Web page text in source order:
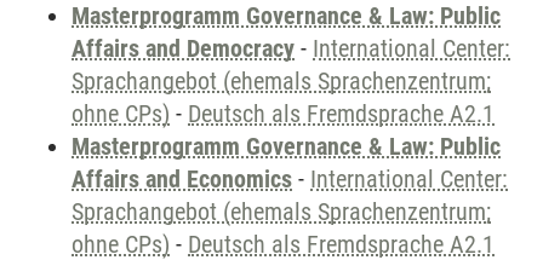
Masterprogramm Governance & Law: Public
Affairs and Democracy - International Center:
Sprachangebot (ehemals Sprachenzentrum;
ohne CPs) - Deutsch als Fremdsprache A2.1
Masterprogramm Governance & Law: Public
Affairs and Economics - International Center:
Sprachangebot (ehemals Sprachenzentrum;
ohne CPs) - Deutsch als Fremdsprache A2.1